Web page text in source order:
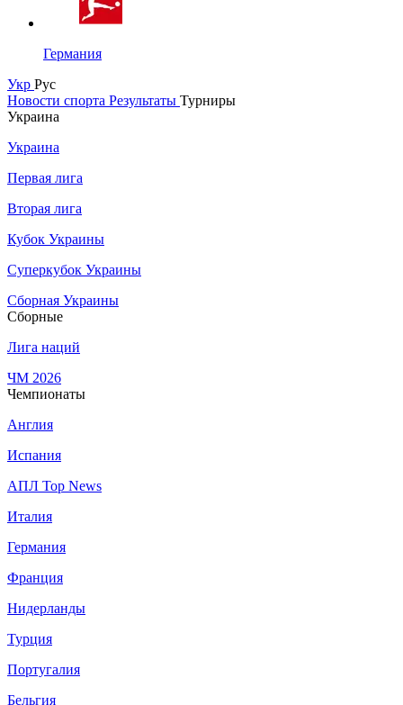
Германия
Укр Рус
Новости спорта Результаты Турниры
Украина
Украина
Первая лига
Вторая лига
Кубок Украины
Суперкубок Украины
Сборная Украины
Сборные
Лига наций
ЧМ 2026
Чемпионаты
Англия
Испания
АПЛ Top News
Италия
Германия
Франция
Нидерланды
Турция
Португалия
Бельгия